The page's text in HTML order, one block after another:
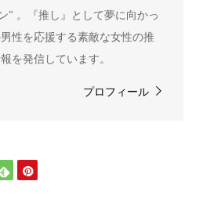
" 。『推し』として夢に向かっ
性を応援する素敵な女性の推
を発信しています。
プロフィール